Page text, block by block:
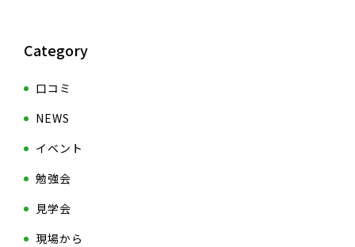
Category
口コミ
NEWS
イベント
勉強会
見学会
現場から